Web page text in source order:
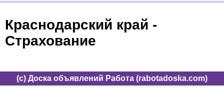
Краснодарский край -
Страхование
(c) Доска объявлений Работа (rabotadoska.com)